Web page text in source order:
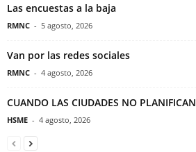
Las encuestas a la baja
RMNC - 5 agosto, 2026
Van por las redes sociales
RMNC - 4 agosto, 2026
CUANDO LAS CIUDADES NO PLANIFICAN
HSME - 4 agosto, 2026